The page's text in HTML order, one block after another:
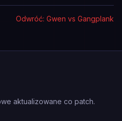
Odwróć: Gwen vs Gangplank
aktualizowane co patch.